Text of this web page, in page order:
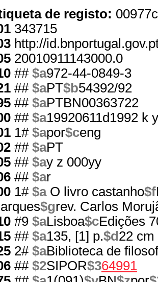
de registo:
343715
http://
20010911143000.0
## $a972-44-0849-3
## $aPT$b54392/92
## $aPTBN00363722
## $a19920611d1992 k
1# $apor$ceng
## $aPT
## $ay z 000yy
## $ar
1# $aO livro castanho$f
$grev. Carlos
#9 $aLisboa$cEdições
## $a135, [1] p.$d 22 cm
2# $aBiblioteca de
## $2SIPOR$364991